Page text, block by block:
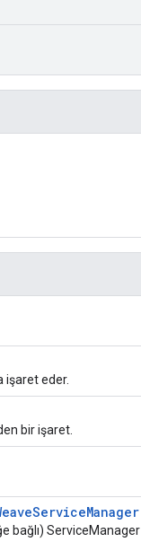
işaret eder.
bir işaret.
bağlı) ServiceManager